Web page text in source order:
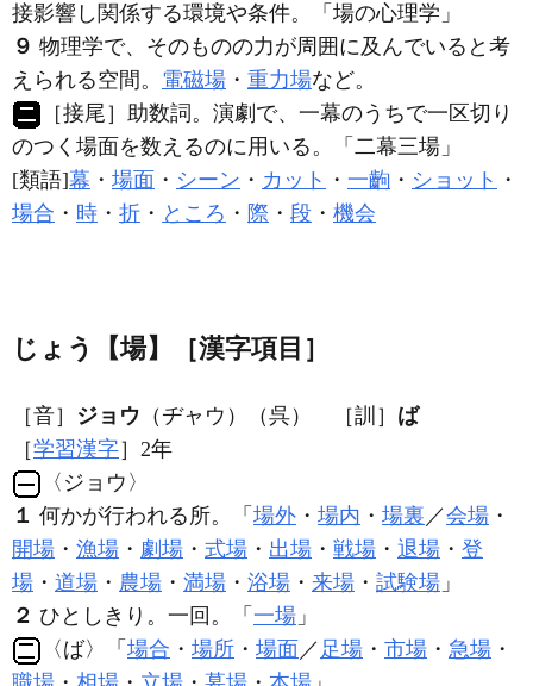
接影響し関係する環境や条件。「 場の心理学」
９ 物理学で、そのものの力が周囲に及んでいると考
えられる空間。 電磁場 ・ 重力場など。
［接尾］ 助数詞。演劇で、一幕のうちで一区切り
のつく場面を数えるのに用いる。「二幕三場 」
[類語]幕 ・ 場面 ・ シーン ・ カット ・ 一齣 ・ ショット ・
場合 ・ 時 ・ 折 ・ ところ ・ 際 ・ 段 ・ 機会
じょう【場】［漢字項目］
［音］ ジョウ （ヂャウ）（呉） ［訓］ ば
［学習漢字］2年
〈ジョウ〉
１ 何かが行われる所。「 場外 ・ 場内 ・ 場裏 ／会場 ・
開場 ・ 漁場 ・ 劇場 ・ 式場 ・ 出場 ・ 戦場 ・ 退場 ・ 登
場 ・ 道場 ・ 農場 ・ 満場 ・ 浴場 ・ 来場 ・ 試験場 」
２ ひとしきり。一回。「 一場 」
〈ば〉「 場合 ・ 場所 ・ 場面 ／ 足場 ・ 市場 ・ 急場 ・